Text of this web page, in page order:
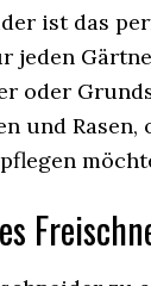
ist das
jeden
oder
und Rasen,